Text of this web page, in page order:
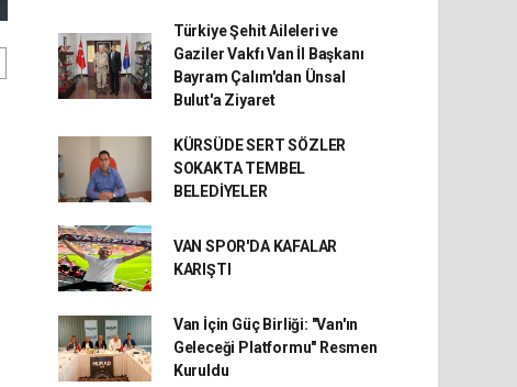
Türkiye Şehit Aileleri ve
Gaziler Vakfı Van İl Başkanı
Bayram Çalım'dan Ünsal
Bulut'a Ziyaret
KÜRSÜDE SERT SÖZLER
SOKAKTA TEMBEL
BELEDİYELER
VAN SPOR'DA KAFALAR
KARIŞTI
Van İçin Güç Birliği: "Van'ın
Geleceği Platformu" Resmen
Kuruldu